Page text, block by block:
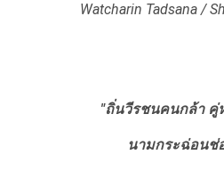
Watcharin Tadsana /
"ถิ่นวีรชนคนกล้า คู่
นามกระฉ่อนช่